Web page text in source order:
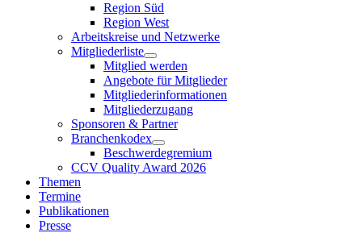
Region Süd
Region West
Arbeitskreise und Netzwerke
Mitgliederliste
Mitglied werden
Angebote für Mitglieder
Mitgliederinformationen
Mitgliederzugang
Sponsoren & Partner
Branchenkodex
Beschwerdegremium
CCV Quality Award 2026
Themen
Termine
Publikationen
Presse